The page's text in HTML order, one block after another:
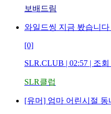
보배드림
와일드씽 지금 봤습니다
[0]
SLR.CLUB | 02:57 | 조회
SLR클럽
[유머] 엄마 어린시절 동